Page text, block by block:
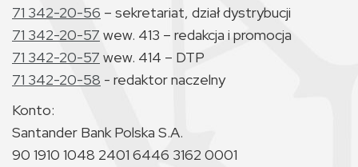
71 342-20-56 – sekretariat, dział dystrybucji
71 342-20-57 wew. 413 – redakcja i promocja
71 342-20-57 wew. 414 – DTP
71 342-20-58 - redaktor naczelny
Konto:
Santander Bank Polska S.A.
90 1910 1048 2401 6446 3162 0001